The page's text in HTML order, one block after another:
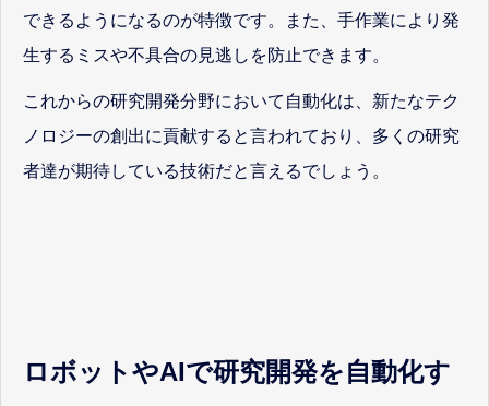
できるようになるのが特徴です。また、手作業により発
生するミスや不具合の見逃しを防止できます。
これからの研究開発分野において自動化は、新たなテク
ノロジーの創出に貢献すると言われており、多くの研究
者達が期待している技術だと言えるでしょう。
ロボットやAIで研究開発を自動化す